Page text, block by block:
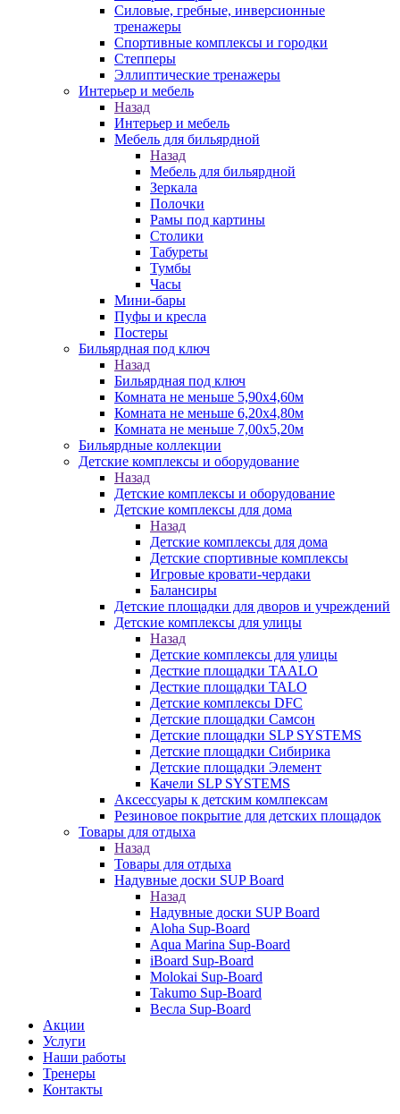
Силовые, гребные, инверсионные
тренажеры
Спортивные комплексы и городки
Степперы
Эллиптические тренажеры
Интерьер и мебель
Назад
Интерьер и мебель
Мебель для бильярдной
Назад
Мебель для бильярдной
Зеркала
Полочки
Рамы под картины
Столики
Табуреты
Тумбы
Часы
Мини-бары
Пуфы и кресла
Постеры
Бильярдная под ключ
Назад
Бильярдная под ключ
Комната не меньше 5,90х4,60м
Комната не меньше 6,20х4,80м
Комната не меньше 7,00х5,20м
Бильярдные коллекции
Детские комплексы и оборудование
Назад
Детские комплексы и оборудование
Детские комплексы для дома
Назад
Детские комплексы для дома
Детские спортивные комплексы
Игровые кровати-чердаки
Балансиры
Детские площадки для дворов и учреждений
Детские комплексы для улицы
Назад
Детские комплексы для улицы
Десткие площадки TAALO
Десткие площадки TALO
Детские комплексы DFC
Детские площадки Самсон
Детские площадки SLP SYSTEMS
Детские площадки Сибирика
Детские площадки Элемент
Качели SLP SYSTEMS
Аксессуары к детским комлпексам
Резиновое покрытие для детских площадок
Товары для отдыха
Назад
Товары для отдыха
Надувные доски SUP Board
Назад
Надувные доски SUP Board
Aloha Sup-Board
Aqua Marina Sup-Board
iBoard Sup-Board
Molokai Sup-Board
Takumo Sup-Board
Весла Sup-Board
Акции
Услуги
Наши работы
Тренеры
Контакты